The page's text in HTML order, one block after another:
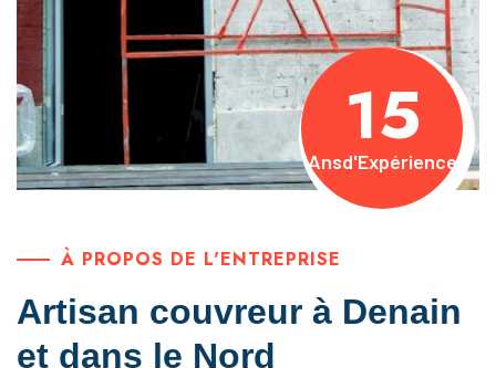
15
Ansd'Expérience
À PROPOS DE L'ENTREPRISE
Artisan couvreur à Denain
et dans le Nord